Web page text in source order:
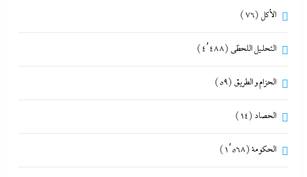
الأكل (76)
التحليل اللحظي (4٬488)
الحزام و الطريق (59)
الحصاد (14)
الحكومة(1٬568)